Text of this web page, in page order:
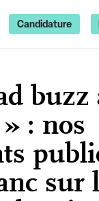
buzz
: nos
sur
Candidature